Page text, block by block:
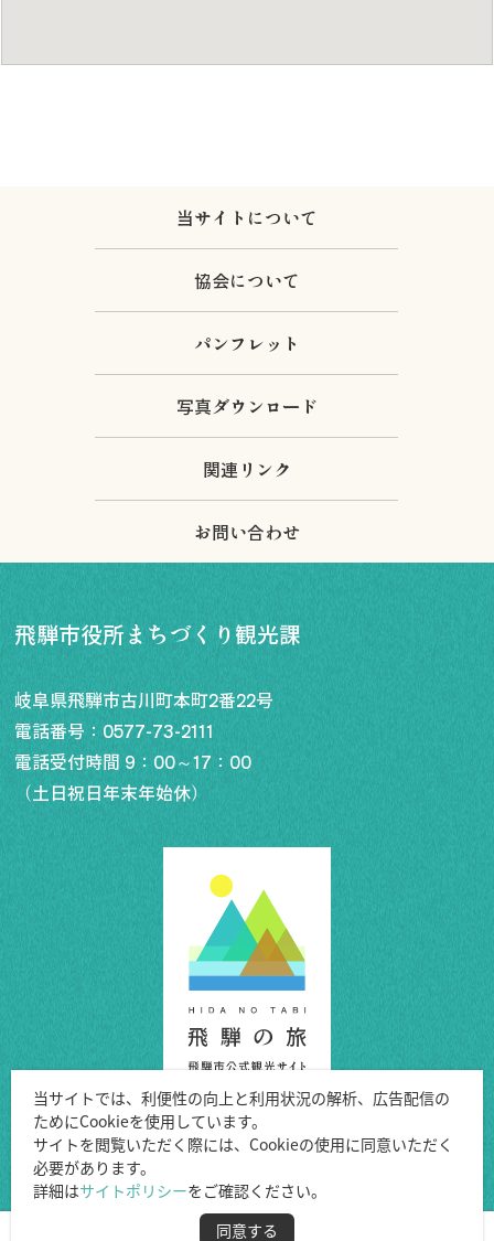
モデルコース
宿泊予約
アクセス
飛騨市の６つの魅力
ひだじまん図鑑
交通機関・道路情報
当サイトについて
協会について
パンフレット
写真ダウンロード
関連リンク
お問い合わせ
飛騨市役所まちづくり観光課
岐阜県飛騨市古川町本町2番22号
電話番号： 0577-73-2111
電話受付時間 9：00～17：00
（土日祝日年末年始休）
Copyright ©Hida City.
当サイトでは、利便性の向上と利用状況の解析、広告配信の
ためにCookieを使用しています。
サイトを閲覧いただく際には、Cookieの使用に同意いただく
必要があります。
詳細はサイトポリシーをご確認ください。
同意する